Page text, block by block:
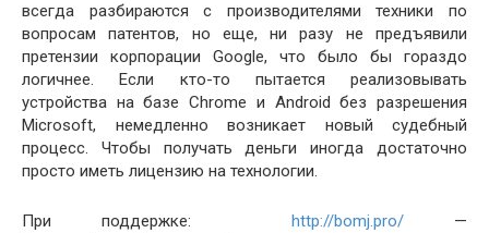
всегда разбираются с производителями техники по
вопросам патентов, но еще, ни разу не предъявили
претензии корпорации Google, что было бы гораздо
логичнее. Если кто-то пытается реализовывать
устройства на базе Chrome и Android без разрешения
Microsoft, немедленно возникает новый судебный
процесс. Чтобы получать деньги иногда достаточно
просто иметь лицензию на технологии.
При поддержке: http://bomj.pro/ —